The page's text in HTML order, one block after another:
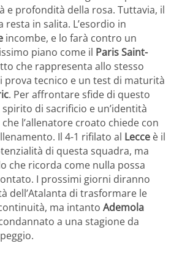
e profondità della rosa. Tuttavia, il
resta in salita. L’esordio in
incombe, e lo farà contro un
piano come il Paris Saint-
che rappresenta allo stesso
prova tecnico e un test di maturità
. Per affrontare sfide di questo
di sacrificio e un’identità
l’allenatore croato chiede con
Il 4-1 rifilato al Lecce è il
di questa squadra, ma
che ricorda come nulla possa
I prossimi giorni diranno
dell’Atalanta di trasformare le
ma intanto Ademola
a una stagione da